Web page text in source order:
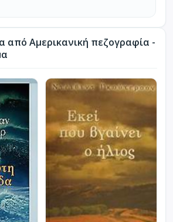
από Αμερικανική πεζογραφία -